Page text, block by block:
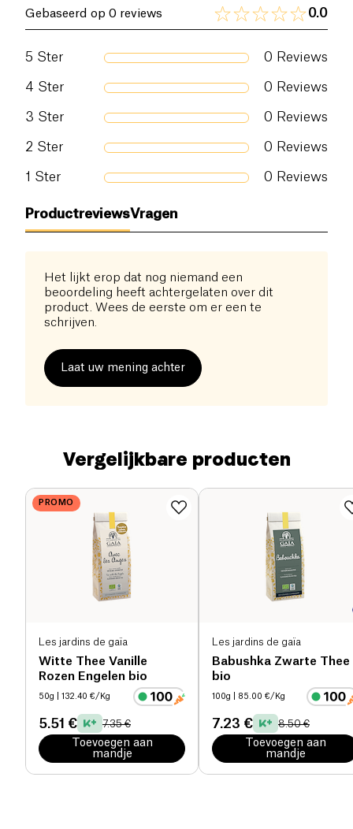
Gebaseerd op 0 reviews 0.0
5 Ster 0 Reviews
4 Ster 0 Reviews
3 Ster 0 Reviews
2 Ster 0 Reviews
1 Ster 0 Reviews
ProductreviewsVragen
Het lijkt erop dat nog niemand een
beoordeling heeft achtergelaten over dit
product. Wees de eerste om er een te
schrijven.
Laat uw mening achter
Vergelijkbare producten
PROMO
Les jardins de gaïa
Witte Thee Vanille
Rozen Engelen bio
50g | 132.40 €/Kg
5.51 € 7.35 €
Toevoegen aan
mandje
Les jardins de gaïa
Babushka Zwarte Thee
bio
100g | 85.00 €/Kg
7.23 € 8.50 €
Toevoegen aan
mandje